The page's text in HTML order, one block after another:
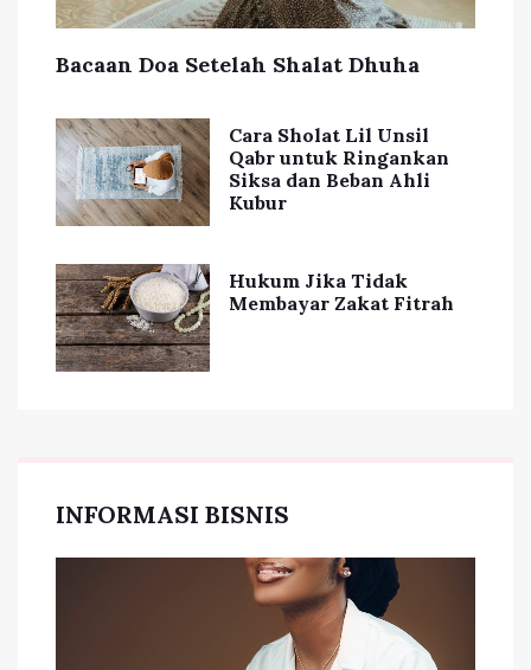
Bacaan Doa Setelah Shalat Dhuha
Cara Sholat Lil Unsil
Qabr untuk Ringankan
Siksa dan Beban Ahli
Kubur
Hukum Jika Tidak
Membayar Zakat Fitrah
INFORMASI BISNIS